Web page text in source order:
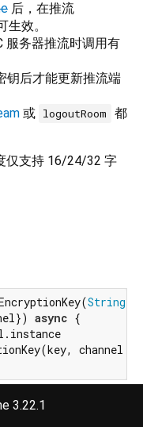
后，在推流
生效。
服务器推流时调用有
钥后才能更新推流端
或 logoutRoom
都
仅支持 16/24/32 字
String
async {
channel:
3.22.1